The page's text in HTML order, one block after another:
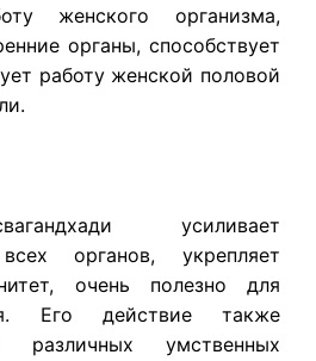
женского организма,
органы, способствует
работу женской половой
усиливает
органов, укрепляет
очень полезно для
Его действие также
различных умственных